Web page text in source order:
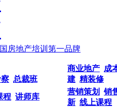
总裁班
商业地产 成
建 精装修
程 讲师库
营销策划
销
新 线上课程